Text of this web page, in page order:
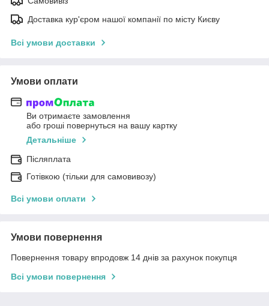
Доставка кур'єром нашої компанії по місту Києву
Всі умови доставки
Умови оплати
Ви отримаєте замовлення
або гроші повернуться на вашу картку
Детальніше
Післяплата
Готівкою (тільки для самовивозу)
Всі умови оплати
Умови повернення
Повернення товару впродовж 14 днів за рахунок покупця
Всі умови повернення